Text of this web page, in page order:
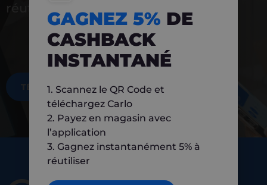
réutiliser
TÉLÉCHARGEZ MAINTENANT
GAGNEZ 5% DE
CASHBACK
INSTANTANÉ
1. Scannez le QR Code et
téléchargez Carlo
2. Payez en magasin avec
l’application
3. Gagnez instantanément 5% à
réutiliser